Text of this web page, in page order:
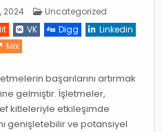
2024 Posted
Uncategorized
VK Digg
Linkedin
Mix
başarılarını artırmak
gelmiştir. İşletmeler,
kitleleriyle etkileşimde
genişletebilir ve potansiyel